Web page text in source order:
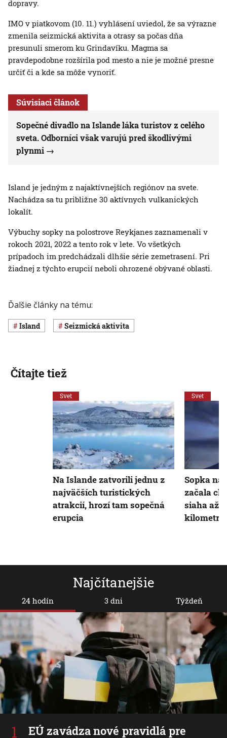
dopravy.
IMO v piatkovom (10. 11.) vyhlásení uviedol, že sa výrazne
zmenila seizmická aktivita a otrasy sa počas dňa
presunuli smerom ku Grindavíku. Magma sa
pravdepodobne rozšírila pod mesto a nie je možné presne
určiť či a kde sa môže vynoriť.
Súvisiaci článok
Sopečné divadlo na Islande láka turistov z celého
sveta. Odborníci však varujú pred škodlivými
plynmi
Island je jedným z najaktívnejších regiónov na svete.
Nachádza sa tu približne 30 aktívnych vulkanických
lokalít.
Výbuchy sopky na polostrove Reykjanes zaznamenali v
rokoch 2021, 2022 a tento rok v lete. Vo všetkých
prípadoch im predchádzali dlhšie série zemetrasení. Pri
žiadnej z týchto erupcií neboli ohrozené obývané oblasti.
Ďalšie články na tému:
Island seizmická aktivita
Najčítanejšie
24 hodín
EÚ zavádza nové pravidlá pre
3 dni Týždeň
Čítajte tiež
Svet
Na Islande zatvorili jednu z
najväčších turistických
atrakcií, hrozí tam sopečná
erupcia
Svet
Sopka na
začala
siaha až